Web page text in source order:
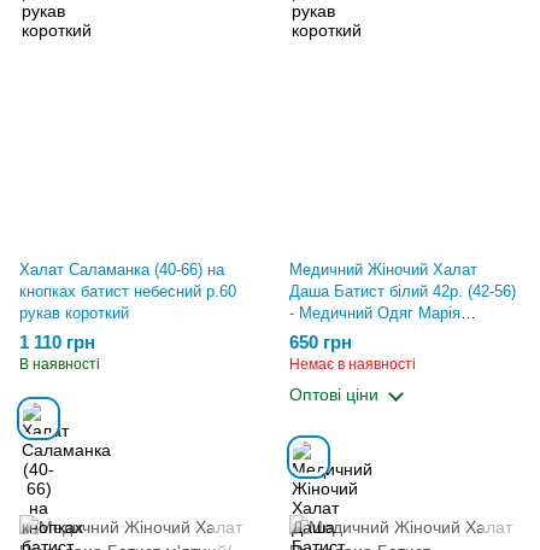
Халат Саламанка (40-66) на
кнопках батист небесний р.60
рукав короткий
1 110 грн
В наявності
Медичний Жіночий Халат
Даша Батист білий 42р. (42-56)
- Медичний Одяг Марія
(752151501.370.389)
650 грн
Немає в наявності
Оптові ціни